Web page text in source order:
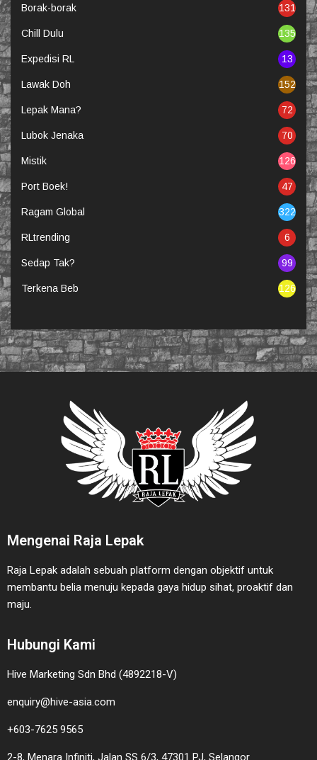
Borak-borak 131
Chill Dulu 135
Expedisi RL 13
Lawak Doh 152
Lepak Mana? 72
Lubok Jenaka 70
Mistik 126
Port Boek! 47
Ragam Global 322
RLtrending 6
Sedap Tak? 99
Terkena Beb 126
Mengenai Raja Lepak
Raja Lepak adalah sebuah platform dengan objektif untuk
membantu belia menuju kepada gaya hidup sihat, proaktif dan
maju.
Hubungi Kami
Hive Marketing Sdn Bhd (4892218-V)
enquiry@hive-asia.com
+603-7625 9565
2-8, Menara Infiniti, Jalan SS 6/3, 47301 PJ, Selangor